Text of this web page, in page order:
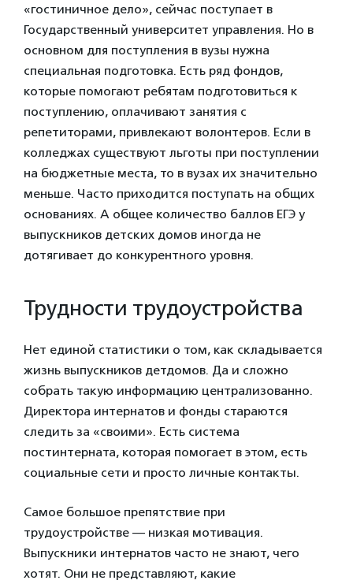
«гостиничное дело», сейчас поступает в
Государственный университет управления. Но в
основном для поступления в вузы нужна
специальная подготовка. Есть ряд фондов,
которые помогают ребятам подготовиться к
поступлению, оплачивают занятия с
репетиторами, привлекают волонтеров. Если в
колледжах существуют льготы при поступлении
на бюджетные места, то в вузах их значительно
меньше. Часто приходится поступать на общих
основаниях. А общее количество баллов ЕГЭ у
выпускников детских домов иногда не
дотягивает до конкурентного уровня.
Трудности трудоустройства
Нет единой статистики о том, как складывается
жизнь выпускников детдомов. Да и сложно
собрать такую информацию централизованно.
Директора интернатов и фонды стараются
следить за «своими». Есть система
постинтерната, которая помогает в этом, есть
социальные сети и просто личные контакты.
Самое большое препятствие при
трудоустройстве — низкая мотивация.
Выпускники интернатов часто не знают, чего
хотят. Они не представляют, какие